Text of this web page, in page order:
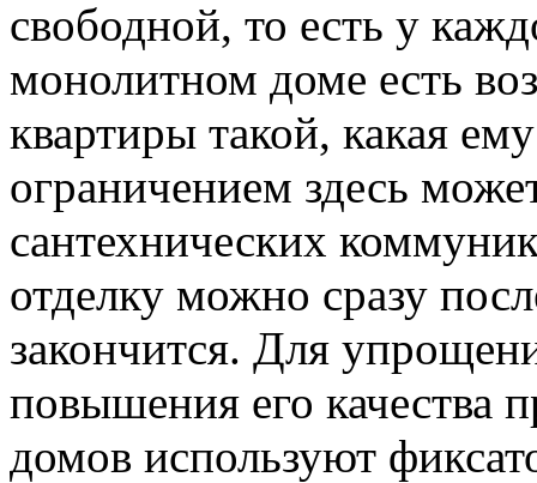
свободной, то есть у
монолитном доме есть
квартиры такой, какая
ограничением здесь
сантехнических
отделку можно сразу
закончится. Для
повышения его качества
домов используют